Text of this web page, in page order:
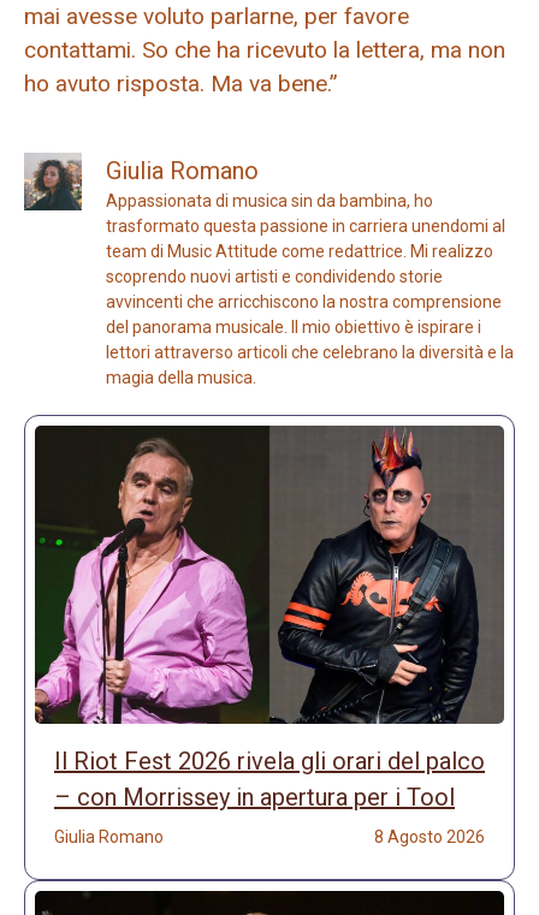
mai avesse voluto parlarne, per favore
contattami. So che ha ricevuto la lettera, ma non
ho avuto risposta. Ma va bene.”
Giulia Romano
Appassionata di musica sin da bambina, ho
trasformato questa passione in carriera unendomi al
team di Music Attitude come redattrice. Mi realizzo
scoprendo nuovi artisti e condividendo storie
avvincenti che arricchiscono la nostra comprensione
del panorama musicale. Il mio obiettivo è ispirare i
lettori attraverso articoli che celebrano la diversità e la
magia della musica.
Il Riot Fest 2026 rivela gli orari del palco
– con Morrissey in apertura per i Tool
Giulia Romano 8 Agosto 2026